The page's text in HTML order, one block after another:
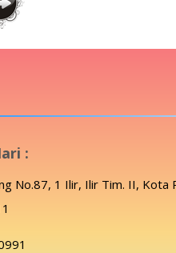
:
No.87, 1 Ilir, Ilir Tim. II, Kota